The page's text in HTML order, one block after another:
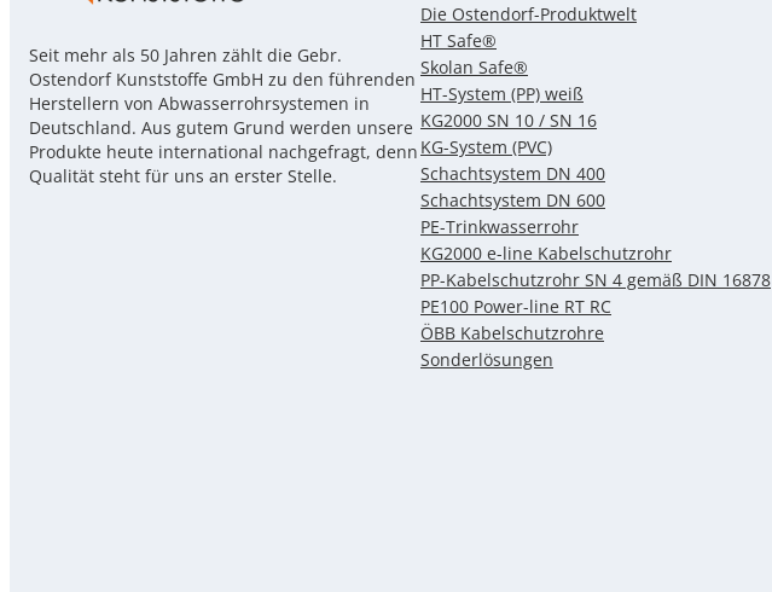
Seit mehr als 50 Jahren zählt die Gebr.
Ostendorf Kunststoffe GmbH zu den führenden
Herstellern von Abwasserrohrsystemen in
Deutschland. Aus gutem Grund werden unsere
Produkte heute international nachgefragt, denn
Qualität steht für uns an erster Stelle.
Die Ostendorf-Produktwelt
HT Safe®
Skolan Safe®
HT-System (PP) weiß
KG2000 SN 10 / SN 16
KG-System (PVC)
Schachtsystem DN 400
Schachtsystem DN 600
PE-Trinkwasserrohr
KG2000 e-line Kabelschutzrohr
PP-Kabelschutzrohr SN 4 gemäß DIN 16878
PE100 Power-line RT RC
ÖBB Kabelschutzrohre
Sonderlösungen